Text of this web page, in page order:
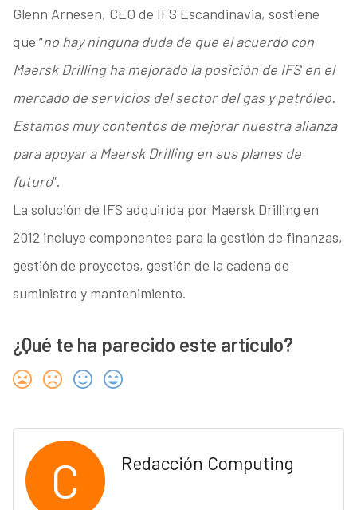
Glenn Arnesen, CEO de IFS Escandinavia, sostiene
que “no hay ninguna duda de que el acuerdo con
Maersk Drilling ha mejorado la posición de IFS en el
mercado de servicios del sector del gas y petróleo.
Estamos muy contentos de mejorar nuestra alianza
para apoyar a Maersk Drilling en sus planes de
futuro”.
La solución de IFS adquirida por Maersk Drilling en
2012 incluye componentes para la gestión de finanzas,
gestión de proyectos, gestión de la cadena de
suministro y mantenimiento.
¿Qué te ha parecido este artículo?
C Redacción Computing